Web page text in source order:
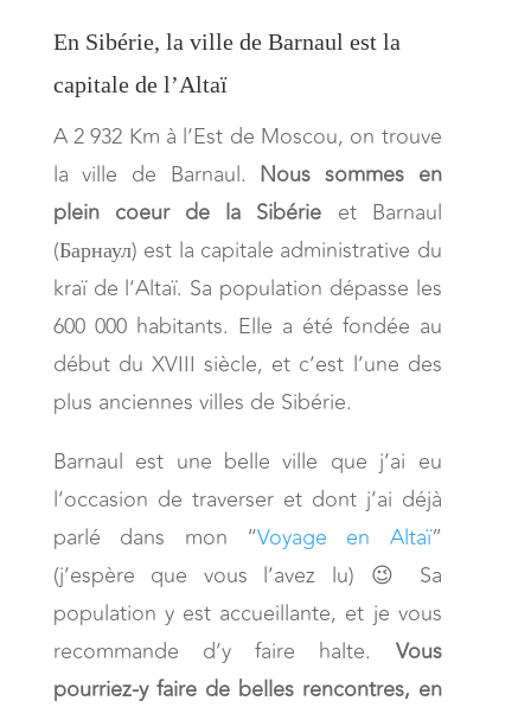
En Sibérie, la ville de Barnaul est la
capitale de l’Altaï
A 2 932 Km à l’Est de Moscou, on trouve
la ville de Barnaul. Nous sommes en
plein coeur de la Sibérie et Barnaul
(Барнаул) est la capitale administrative du
kraï de l’Altaï. Sa population dépasse les
600 000 habitants. Elle a été fondée au
début du XVIII siècle, et c’est l’une des
plus anciennes villes de Sibérie.
Barnaul est une belle ville que j’ai eu
l’occasion de traverser et dont j’ai déjà
parlé dans mon “Voyage en Altaï”
(j’espère que vous l’avez lu) 😉 Sa
population y est accueillante, et je vous
recommande d’y faire halte. Vous
pourriez-y faire de belles rencontres, en